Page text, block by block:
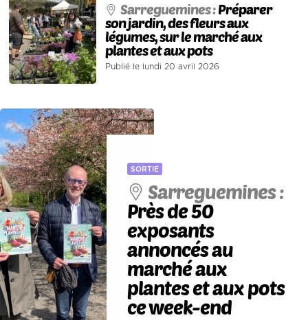
Sarreguemines :Préparer
son jardin, des fleurs aux
légumes, sur le marché aux
plantes et aux pots
Publié le lundi 20 avril 2026
SORTIE
Sarreguemines :
Près de 50
exposants
annoncés au
marché aux
plantes et aux pots
ce week-end